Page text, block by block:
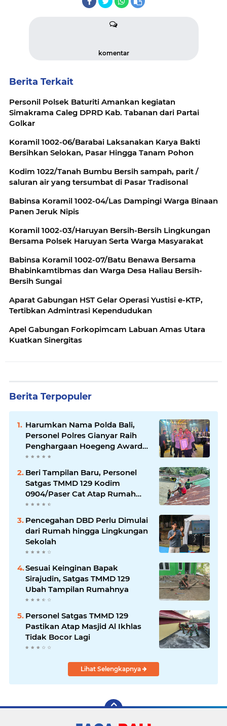
komentar
Berita Terkait
Personil Polsek Baturiti Amankan kegiatan
Simakrama Caleg DPRD Kab. Tabanan dari Partai
Golkar
Koramil 1002-06/Barabai Laksanakan Karya Bakti
Bersihkan Selokan, Pasar Hingga Tanam Pohon
Kodim 1022/Tanah Bumbu Bersih sampah, parit /
saluran air yang tersumbat di Pasar Tradisonal
Babinsa Koramil 1002-04/Las Dampingi Warga Binaan
Panen Jeruk Nipis
Koramil 1002-03/Haruyan Bersih-Bersih Lingkungan
Bersama Polsek Haruyan Serta Warga Masyarakat
Babinsa Koramil 1002-07/Batu Benawa Bersama
Bhabinkamtibmas dan Warga Desa Haliau Bersih-
Bersih Sungai
Aparat Gabungan HST Gelar Operasi Yustisi e-KTP,
Tertibkan Admintrasi Kependudukan
Apel Gabungan Forkopimcam Labuan Amas Utara
Kuatkan Sinergitas
Berita Terpopuler
Harumkan Nama Polda Bali,
Personel Polres Gianyar Raih
Penghargaan Hoegeng Awards
2026
Beri Tampilan Baru, Personel
Satgas TMMD 129 Kodim
0904/Paser Cat Atap Rumah
Marbot
Pencegahan DBD Perlu Dimulai
dari Rumah hingga Lingkungan
Sekolah
Sesuai Keinginan Bapak
Sirajudin, Satgas TMMD 129
Ubah Tampilan Rumahnya
Personel Satgas TMMD 129
Pastikan Atap Masjid Al Ikhlas
Tidak Bocor Lagi
Lihat Selengkapnya